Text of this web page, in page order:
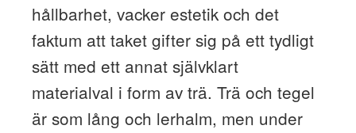
hållbarhet, vacker estetik och det
faktum att taket gifter sig på ett tydligt
sätt med ett annat självklart
materialval i form av trä. Trä och tegel
är som lång och lerhalm, men under